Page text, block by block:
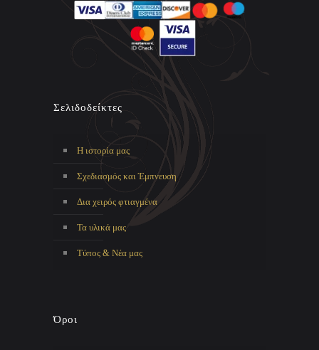
Σελιδοδείκτες
Η ιστορία μας
Σχεδιασμός και Έμπνευση
Δια χειρός φτιαγμένα
Τα υλικά μας
Τύπος & Νέα μας
Όροι